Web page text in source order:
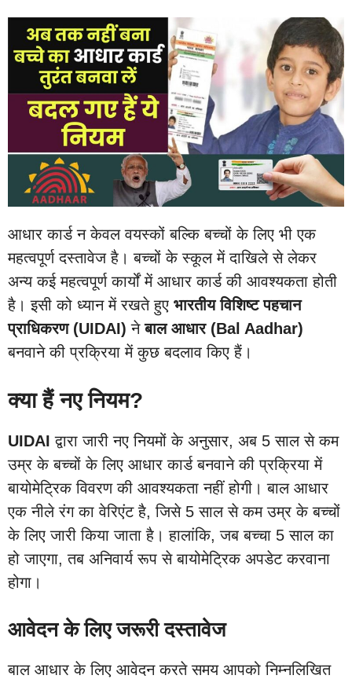
आधार कार्ड न केवल वयस्कों बल्कि बच्चों के लिए भी एक
महत्वपूर्ण दस्तावेज है। बच्चों के स्कूल में दाखिले से लेकर
अन्य कई महत्वपूर्ण कार्यों में आधार कार्ड की आवश्यकता होती
है। इसी को ध्यान में रखते हुए भारतीय विशिष्ट पहचान
प्राधिकरण (UIDAI)नेबाल आधार (Bal Aadhar)
बनवाने की प्रक्रिया में कुछ बदलाव किए हैं।
क्या हैं नए नियम?
UIDAIद्वारा जारी नए नियमों के अनुसार, अब 5 साल से कम
उम्र के बच्चों के लिए आधार कार्ड बनवाने की प्रक्रिया में
बायोमेट्रिक विवरण की आवश्यकता नहीं होगी। बाल आधार
एक नीले रंग का वेरिएंट है, जिसे 5 साल से कम उम्र के बच्चों
के लिए जारी किया जाता है। हालांकि, जब बच्चा 5 साल का
हो जाएगा, तब अनिवार्य रूप से बायोमेट्रिक अपडेट करवाना
होगा।
आवेदन के लिए जरूरी दस्तावेज
बाल आधार के लिए आवेदन करते समय आपको निम्नलिखित